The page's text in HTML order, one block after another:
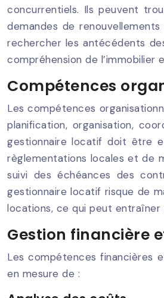
concurrentiels. Ils peuvent
demandes de
rechercher les antécédents
compréhension de
Compétences
Les compétences
planification, organisation,
gestionnaire locatif doit être
règlementations locales et de
suivi des échéances des
gestionnaire locatif risque de
locations, ce qui peut
Gestion financière
Les compétences financières
en mesure de :